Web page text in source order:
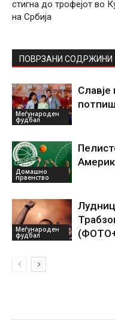
стигна до трофејот во
на Србија
ПОВРЗАНИ СОДРЖИНИ
Меѓународен
фудбал
Славје
Домашно
првенство
Меѓународен
фудбал